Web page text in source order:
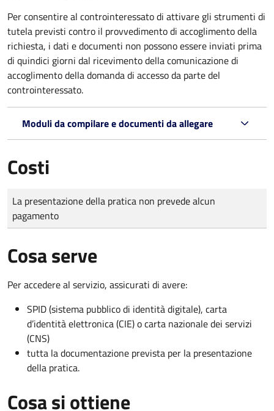
Per consentire al controinteressato di attivare gli strumenti di
tutela previsti contro il provvedimento di accoglimento della
richiesta, i dati e documenti non possono essere inviati prima
di quindici giorni dal ricevimento della comunicazione di
accoglimento della domanda di accesso da parte del
controinteressato.
Moduli da compilare e documenti da allegare
Costi
Tipo di pagamento
Importo
La presentazione della pratica non prevede alcun
pagamento
Cosa serve
Per accedere al servizio, assicurati di avere:
SPID (sistema pubblico di identità digitale), carta
d’identità elettronica (CIE) o carta nazionale dei servizi
(CNS)
tutta la documentazione prevista per la presentazione
della pratica.
Cosa si ottiene